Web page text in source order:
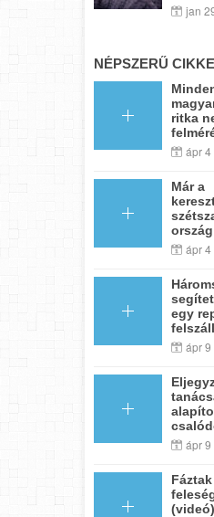
jan
NÉPSZERŰ
ritka
ápr 4
Már a
ország
ápr 4
egy
ápr 9
ápr 9
(videó)